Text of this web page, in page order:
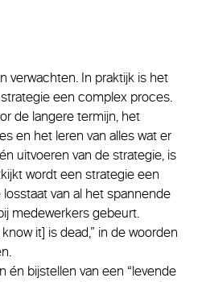
verwachten. In praktijk is het
een complex proces.
de langere termijn, het
en het leren van alles wat er
uitvoeren van de strategie, is
wordt een strategie een
van al het spannende
medewerkers gebeurt.
it] is dead,” in de woorden
én bijstellen van een “levende